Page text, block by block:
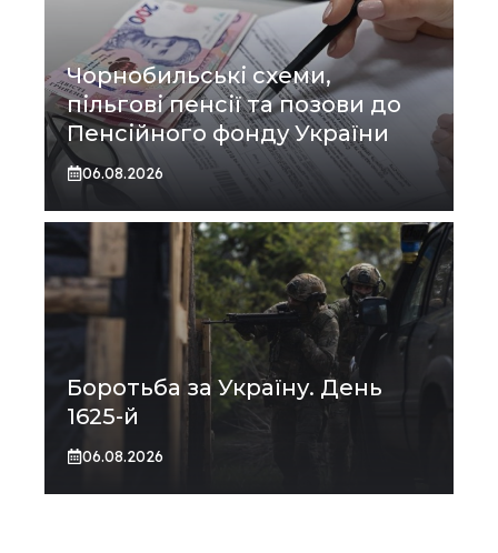
Чорнобильські схеми,
пільгові пенсії та позови до
Пенсійного фонду України
06.08.2026
Боротьба за Україну. День
1625-й
06.08.2026